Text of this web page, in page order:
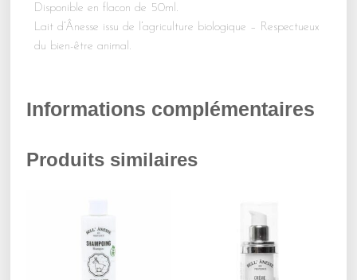
Disponible en flacon de 50ml.
Lait d’Ânesse issu de l’agriculture biologique – Respectueux
du bien-être animal.
Informations complémentaires
Produits similaires